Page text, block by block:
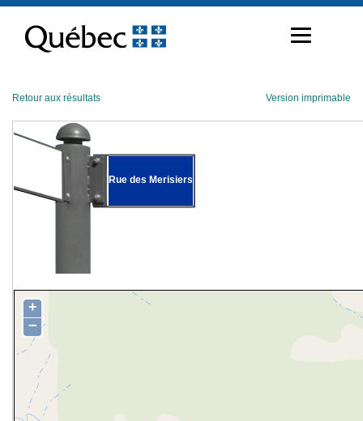
contenu
Retour aux résultats Version imprimable
Rue des Merisiers
+
−